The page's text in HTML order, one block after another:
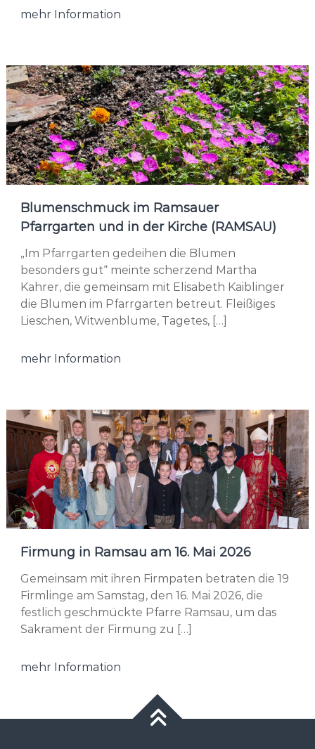
mehr Information
Blumenschmuck im Ramsauer
Pfarrgarten und in der Kirche (RAMSAU)
„Im Pfarrgarten gedeihen die Blumen
besonders gut“ meinte scherzend Martha
Kahrer, die gemeinsam mit Elisabeth Kaiblinger
die Blumen im Pfarrgarten betreut. Fleißiges
Lieschen, Witwenblume, Tagetes, […]
mehr Information
Firmung in Ramsau am 16. Mai 2026
Gemeinsam mit ihren Firmpaten betraten die 19
Firmlinge am Samstag, den 16. Mai 2026, die
festlich geschmückte Pfarre Ramsau, um das
Sakrament der Firmung zu […]
mehr Information